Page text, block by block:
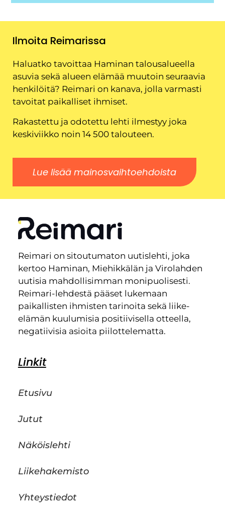
Ilmoita Reimarissa
Haluatko tavoittaa Haminan talousalueella
asuvia sekä alueen elämää muutoin seuraavia
henkilöitä? Reimari on kanava, jolla varmasti
tavoitat paikalliset ihmiset.
Rakastettu ja odotettu lehti ilmestyy joka
keskiviikko noin 14 500 talouteen.
Lue lisää mainosvaihtoehdoista
Reimari on sitoutumaton uutislehti, joka
kertoo Haminan, Miehikkälän ja Virolahden
uutisia mahdollisimman monipuolisesti.
Reimari-lehdestä pääset lukemaan
paikallisten ihmisten tarinoita sekä liike-
elämän kuulumisia positiivisella otteella,
negatiivisia asioita piilottelematta.
Linkit
Etusivu
Jutut
Näköislehti
Liikehakemisto
Yhteystiedot